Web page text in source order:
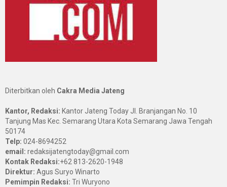
Diterbitkan oleh Cakra Media Jateng
Kantor, Redaksi: Kantor Jateng Today Jl. Branjangan No. 10
Tanjung Mas Kec. Semarang Utara Kota Semarang Jawa Tengah
50174
Telp: 024-8694252
email: redaksijatengtoday@gmail.com
Kontak Redaksi:+62 813-2620-1948
Direktur: Agus Suryo Winarto
Pemimpin Redaksi: Tri Wuryono